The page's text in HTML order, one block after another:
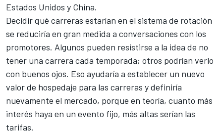
Estados Unidos y China.
Decidir qué carreras estarían en el sistema de rotación
se reduciría en gran medida a conversaciones con los
promotores. Algunos pueden resistirse a la idea de no
tener una carrera cada temporada; otros podrían verlo
con buenos ojos. Eso ayudaría a establecer un nuevo
valor de hospedaje para las carreras y definiría
nuevamente el mercado, porque en teoría, cuanto más
interés haya en un evento fijo, más altas serían las
tarifas.